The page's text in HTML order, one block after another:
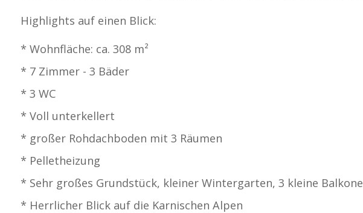
Highlights auf einen Blick:
* Wohnfläche: ca. 308 m²
* 7 Zimmer - 3 Bäder
* 3 WC
* Voll unterkellert
* großer Rohdachboden mit 3 Räumen
* Pelletheizung
* Sehr großes Grundstück, kleiner Wintergarten, 3 kleine Balkone
* Herrlicher Blick auf die Karnischen Alpen